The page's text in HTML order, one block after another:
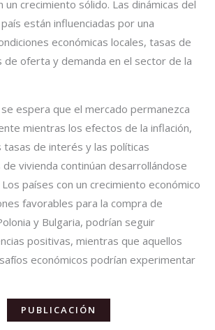
un crecimiento sólido. Las dinámicas del
están influenciadas por una
económicas locales, tasas de
oferta y demanda en el sector de la
espera que el mercado permanezca
mientras los efectos de la inflación,
tasas de interés y las políticas
vivienda continúan desarrollándose
países con un crecimiento económico
favorables para la compra de
y Bulgaria, podrían seguir
positivas, mientras que aquellos
económicos podrían experimentar
PUBLICACIÓN